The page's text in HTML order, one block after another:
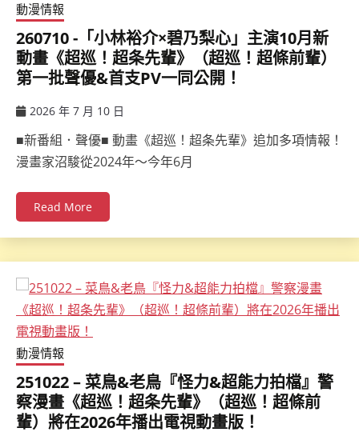
動漫情報
260710 -「小林裕介×碧乃梨心」主演10月新
動畫《超巡！超条先輩》（超巡！超條前輩）
第一批聲優&首支PV一同公開！
2026 年 7 月 10 日
■新番組．聲優■ 動畫《超巡！超条先輩》追加多項情報！
漫畫家沼駿從2024年～今年6月
Read More
動漫情報
251022 – 菜鳥&老鳥『怪力&超能力拍檔』警
察漫畫《超巡！超条先輩》（超巡！超條前
輩）將在2026年播出電視動畫版！